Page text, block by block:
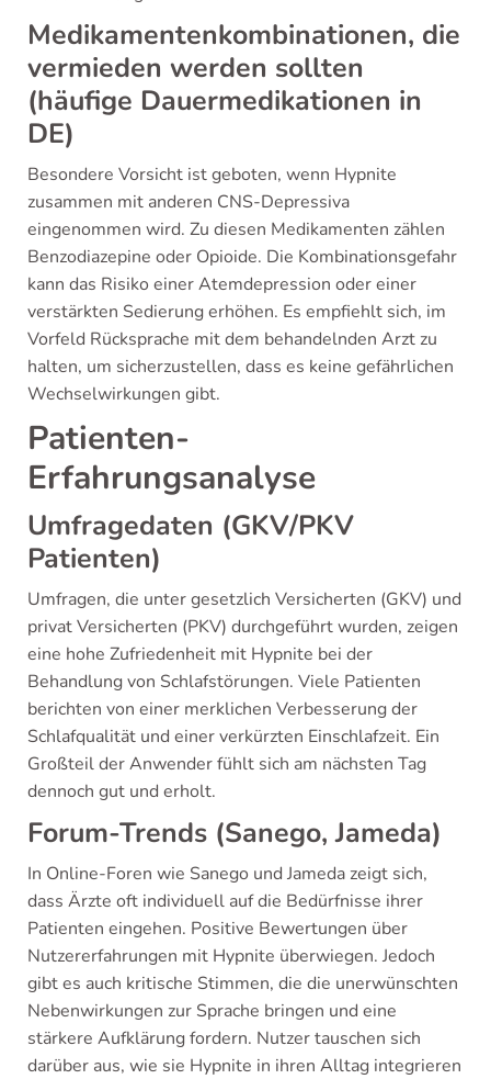
Medikamentenkombinationen, die
vermieden werden sollten
(häufige Dauermedikationen in
DE)
Besondere Vorsicht ist geboten, wenn Hypnite
zusammen mit anderen CNS-Depressiva
eingenommen wird. Zu diesen Medikamenten zählen
Benzodiazepine oder Opioide. Die Kombinationsgefahr
kann das Risiko einer Atemdepression oder einer
verstärkten Sedierung erhöhen. Es empfiehlt sich, im
Vorfeld Rücksprache mit dem behandelnden Arzt zu
halten, um sicherzustellen, dass es keine gefährlichen
Wechselwirkungen gibt.
Patienten-
Erfahrungsanalyse
Umfragedaten (GKV/PKV
Patienten)
Umfragen, die unter gesetzlich Versicherten (GKV) und
privat Versicherten (PKV) durchgeführt wurden, zeigen
eine hohe Zufriedenheit mit Hypnite bei der
Behandlung von Schlafstörungen. Viele Patienten
berichten von einer merklichen Verbesserung der
Schlafqualität und einer verkürzten Einschlafzeit. Ein
Großteil der Anwender fühlt sich am nächsten Tag
dennoch gut und erholt.
Forum-Trends (Sanego, Jameda)
In Online-Foren wie Sanego und Jameda zeigt sich,
dass Ärzte oft individuell auf die Bedürfnisse ihrer
Patienten eingehen. Positive Bewertungen über
Nutzererfahrungen mit Hypnite überwiegen. Jedoch
gibt es auch kritische Stimmen, die die unerwünschten
Nebenwirkungen zur Sprache bringen und eine
stärkere Aufklärung fordern. Nutzer tauschen sich
darüber aus, wie sie Hypnite in ihren Alltag integrieren